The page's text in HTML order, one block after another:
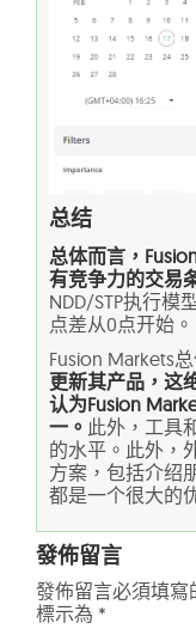
总结
总体而言，
有竞争力的交易
NDD/STP执行模
点差从0点开始。
Fusion Markets
更新其产品，这
认为Fusion
一。 此外，工具
的水平。此外，
方案，包括介绍
都是一个很大的
發佈留言
發佈留言必須填寫
標示為 *